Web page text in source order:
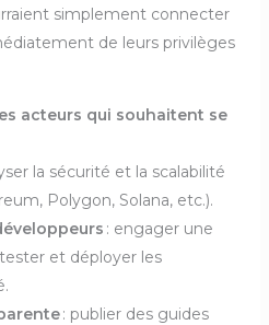
simplement connecter
de leurs privilèges
acteurs qui souhaitent se
la sécurité et la scalabilité
Polygon, Solana, etc.).
: engager une
et déployer les
: publier des guides